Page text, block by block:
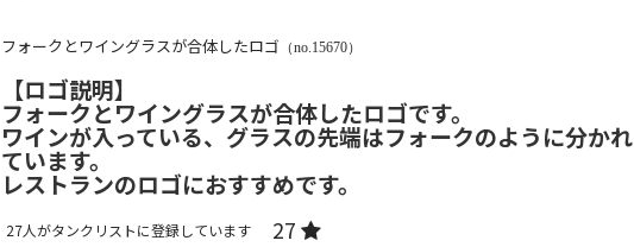
フォークとワイングラスが合体したロゴ （no.15670）
【ロゴ説明】
フォークとワイングラスが合体したロゴです。
ワインが入っている、グラスの先端はフォークのように分かれ
ています。
レストランのロゴにおすすめです。
27人がタンクリストに登録しています 27